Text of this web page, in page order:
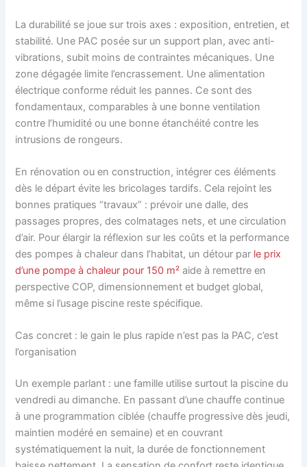
La durabilité se joue sur trois axes : exposition, entretien, et
stabilité. Une PAC posée sur un support plan, avec anti-
vibrations, subit moins de contraintes mécaniques. Une
zone dégagée limite l’encrassement. Une alimentation
électrique conforme réduit les pannes. Ce sont des
fondamentaux, comparables à une bonne ventilation
contre l’humidité ou une bonne étanchéité contre les
intrusions de rongeurs.
En rénovation ou en construction, intégrer ces éléments
dès le départ évite les bricolages tardifs. Cela rejoint les
bonnes pratiques “travaux” : prévoir une dalle, des
passages propres, des colmatages nets, et une circulation
d’air. Pour élargir la réflexion sur les coûts et la performance
des pompes à chaleur dans l’habitat, un détour par le prix
d’une pompe à chaleur pour 150 m² aide à remettre en
perspective COP, dimensionnement et budget global,
même si l’usage piscine reste spécifique.
Cas concret : le gain le plus rapide n’est pas la PAC, c’est
l’organisation
Un exemple parlant : une famille utilise surtout la piscine du
vendredi au dimanche. En passant d’une chauffe continue
à une programmation ciblée (chauffe progressive dès jeudi,
maintien modéré en semaine) et en couvrant
systématiquement la nuit, la durée de fonctionnement